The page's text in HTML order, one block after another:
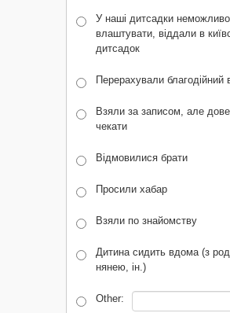
У наші дитсадки неможливо
влаштувати, віддали в
дитсадок
Перерахували благодійний
Взяли за записом, але
чекати
Відмовилися брати
Просили хабар
Взяли по знайомству
Дитина сидить вдома (з
нянею, ін.)
Other: